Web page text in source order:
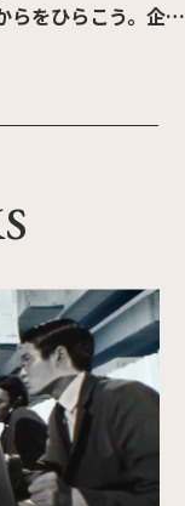
らをひらこう。企業